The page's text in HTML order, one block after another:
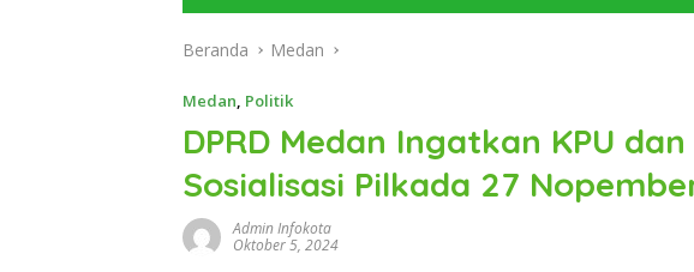
Beranda Medan
Medan, Politik
DPRD Medan Ingatkan KPU
Sosialisasi Pilkada 27
Admin Infokota
Oktober 5, 2024